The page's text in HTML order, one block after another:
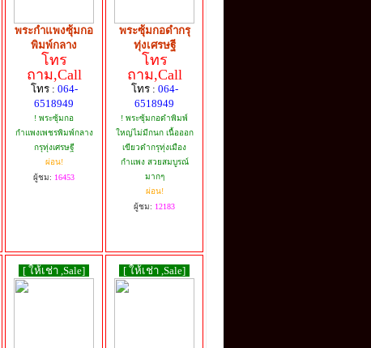
พระกำแพงซุ้มกอ
พิมพ์กลาง
โทร
ถาม,Call
โทร : 064-
6518949
! พระซุ้มกอ
กำแพงเพชรพิมพ์กลาง
กรุทุ่งเศรษฐี
ผ่อน!
ผู้ชม: 16453
พระซุ้มกอดำกรุ
ทุ่งเศรษฐี
โทร
ถาม,Call
โทร : 064-
6518949
! พระซุ้มกอดำพิมพ์
ใหญ่ไม่มีกนก เนื้อออก
เขียวดำกรุทุ่งเมือง
กำแพง สวยสมบูรณ์
มากๆ
ผ่อน!
ผู้ชม: 12183
[ ให้เช่า ,Sale] [ ให้เช่า ,Sale]